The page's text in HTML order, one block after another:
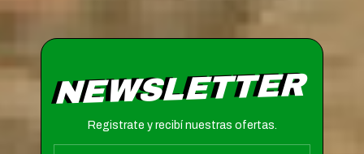
NEWSLETTER
Registrate y recibí nuestras ofertas.